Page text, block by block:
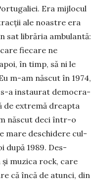
Era mijlocul
ale noastre era
sat li­bră­ria am­bulantă:
fiecare ne
în timp, să ni le
m-am născut în 1974,
s-a instaurat demo­cra­
de extremă dreapta
născut deci în­tr-o
mare des­­­­chidere cul­
după 1989. Des­­­
mu­zica rock, care
că încă de atunci, din